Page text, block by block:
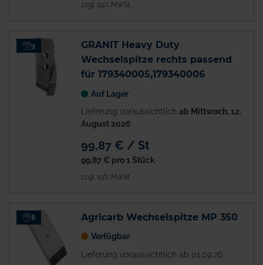
zzgl. 19% MwSt.
9
GRANIT Heavy Duty
Wechselspitze rechts passend
für 179340005,179340006
Auf Lager
Lieferung voraussichtlich ab Mittwoch, 12.
August 2026
99,87 € / St
99,87 € pro 1 Stück
zzgl. 19% MwSt.
8 Agricarb Wechselspitze MP 350
Verfügbar
Lieferung voraussichtlich ab 01.09.26